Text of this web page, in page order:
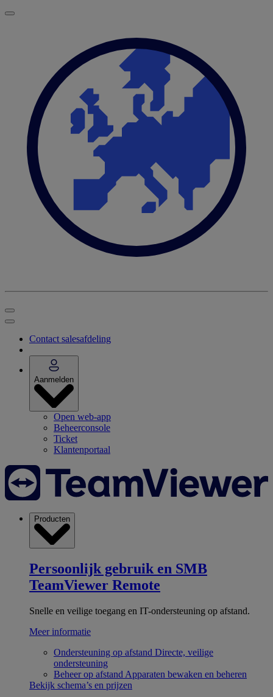
Contact salesafdeling
Aanmelden
Open web-app
Beheerconsole
Ticket
Klantenportaal
Producten
Persoonlijk gebruik en SMB
TeamViewer Remote
Snelle en veilige toegang en IT-ondersteuning op afstand.
Meer informatie
Ondersteuning op afstand Directe, veilige
ondersteuning
Beheer op afstand Apparaten bewaken en beheren
Bekijk schema’s en prijzen